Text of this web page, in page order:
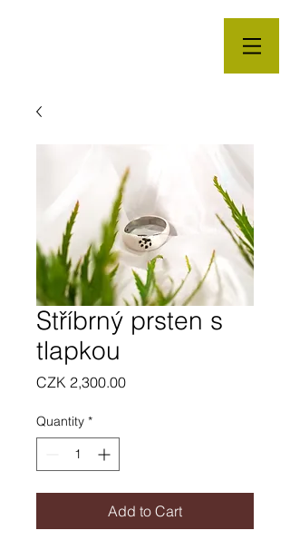
Stříbrný prsten s
tlapkou
CZK 2,300.00Price
Quantity *
Add to Cart